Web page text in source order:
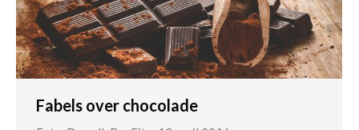
Fabels over chocolade